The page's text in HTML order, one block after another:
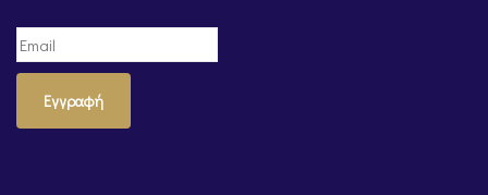
Εγγραφή